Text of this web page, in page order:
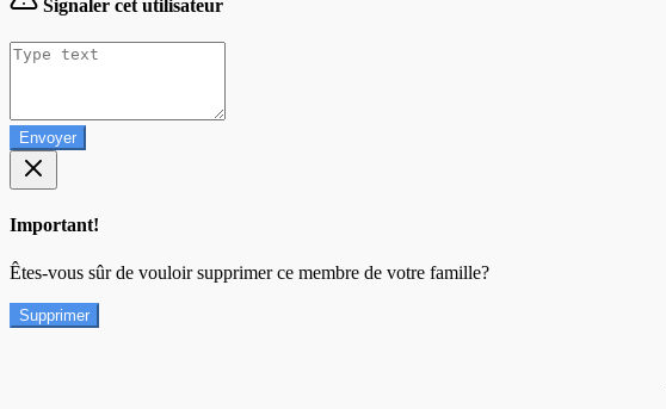
Signaler cet utilisateur
Envoyer
Important!
Êtes-vous sûr de vouloir supprimer ce membre de votre famille?
Supprimer